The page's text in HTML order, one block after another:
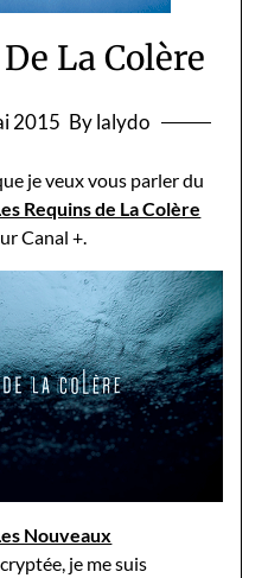
La Colère
2015 By lalydo
je veux vous parler du
Requins de La Colère
Canal +.
Nouveaux
je me suis